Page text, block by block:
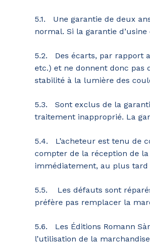
5.1. Une garantie de deux
normal. Si la garantie
5.2. Des écarts, par rapport
etc.) et ne donnent donc pas
stabilité à la lumière des
5.3. Sont exclus de la
traitement inapproprié. La
5.4. L’acheteur est tenu de
compter de la réception de
immédiatement, au plus
5.5. Les défauts sont
préfère pas remplacer la
5.6. Les Éditions Romann
l’utilisation de la